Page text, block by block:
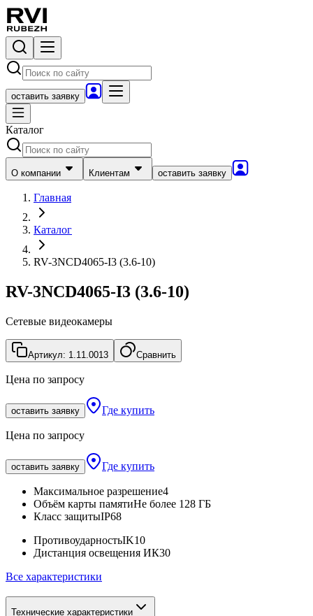
оставить заявку
Каталог
О компании Клиентам оставить заявку
Главная
Каталог
RV-3NCD4065-I3 (3.6-10)
RV-3NCD4065-I3 (3.6-10)
Сетевые видеокамеры
Артикул: 1.11.0013 Сравнить
Цена по запросу
оставить заявку Где купить
Цена по запросу
оставить заявку Где купить
Максимальное разрешение4
Объём карты памятиНе более 128 ГБ
Класс защитыIP68
ПротивоударностьIK10
Дистанция освещения ИК30
Все характеристики
Технические характеристики